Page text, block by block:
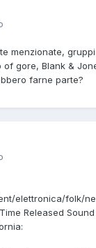
menzionate,
gore, Blank &
farne parte?
elettronica/folk/
Released